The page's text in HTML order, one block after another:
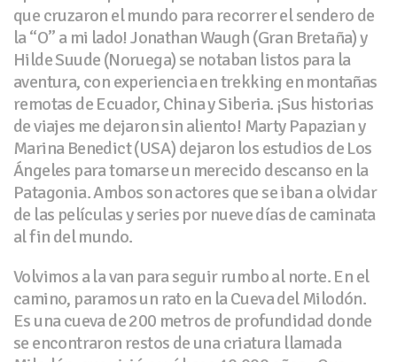
que cruzaron el mundo para recorrer el sendero de
la “O” a mi lado! Jonathan Waugh (Gran Bretaña) y
Hilde Suude (Noruega) se notaban listos para la
aventura, con experiencia en trekking en montañas
remotas de Ecuador, China y Siberia. ¡Sus historias
de viajes me dejaron sin aliento! Marty Papazian y
Marina Benedict (USA) dejaron los estudios de Los
Ángeles para tomarse un merecido descanso en la
Patagonia. Ambos son actores que se iban a olvidar
de las películas y series por nueve días de caminata
al fin del mundo.
Volvimos a la van para seguir rumbo al norte. En el
camino, paramos un rato en la Cueva del Milodón.
Es una cueva de 200 metros de profundidad donde
se encontraron restos de una criatura llamada